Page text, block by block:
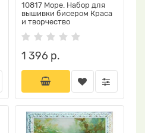
10817 Море. Набор для
вышивки бисером Краса
и творчество
1 396 р.